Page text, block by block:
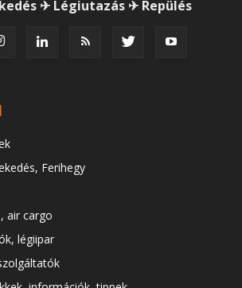
✈ Légiutazás ✈ Repülés
Ferihegy
air cargo
légiipar